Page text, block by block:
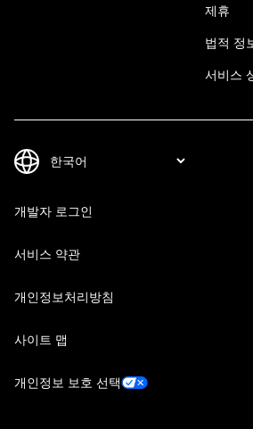
제휴
법적 정
서비스
개발자 로그인
서비스 약관
개인정보처리방침
사이트 맵
개인정보 보호 선택